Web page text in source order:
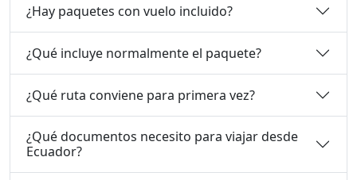
¿Hay paquetes con vuelo incluido?
¿Qué incluye normalmente el paquete?
¿Qué ruta conviene para primera vez?
¿Qué documentos necesito para viajar desde
Ecuador?